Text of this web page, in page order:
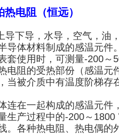
电阻（恒远）
下导，水导，空气，油
导体材料制成的感温元件
套使用时，可测量-200～
电阻的受热部份（感温元
当被介质中有温度阶梯存
连在一起构成的感温元件
生产过程中的-200～
。各种热电阻、热电偶的